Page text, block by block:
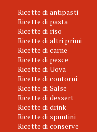
Ricette di antipasti
Ricette di pasta
Ricette di riso
Ricette di altri primi
Ricette di carne
Ricette di pesce
Ricette di Uova
Ricette di contorni
Ricette di Salse
Ricette di dessert
Ricette di drink
Ricette di spuntini
Ricette di conserve